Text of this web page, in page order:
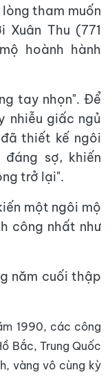
tham muốn
Thu (771
hoành hành
tay nhọn". Để
nhiễu giấc ngủ
thiết kế ngôi
sợ, khiến
trở lại".
một ngôi mộ
công nhất như
năm cuối thập
1990, các công
Bắc, Trung Quốc
vàng vô cùng kỳ